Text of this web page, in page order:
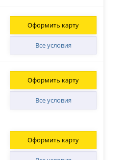
Все условия
Оформить карту
Все условия
Оформить карту
Оформить карту